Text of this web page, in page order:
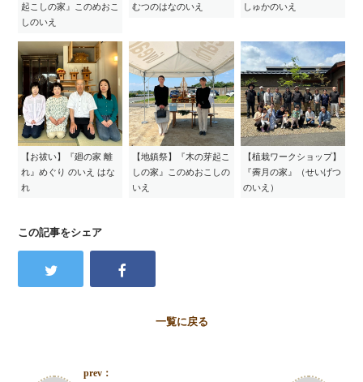
起こしの家』このめおこ
しのいえ
むつのはなのいえ
しゅかのいえ
【お祓い】『廻の家 離
れ』めぐり のいえ はな
れ
【地鎮祭】『木の芽起こ
しの家』このめおこしの
いえ
【植栽ワークショップ】
『霽月の家』（せいげつ
のいえ）
この記事をシェア
一覧に戻る
prev：